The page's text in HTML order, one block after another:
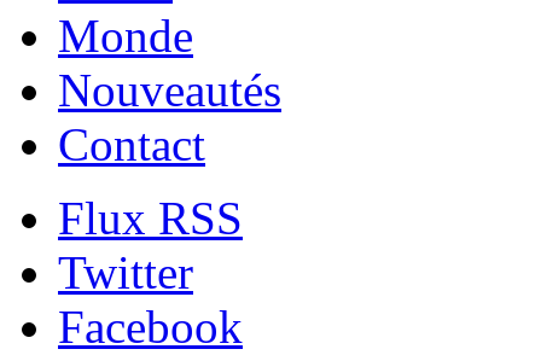
Monde
Nouveautés
Contact
Flux RSS
Twitter
Facebook